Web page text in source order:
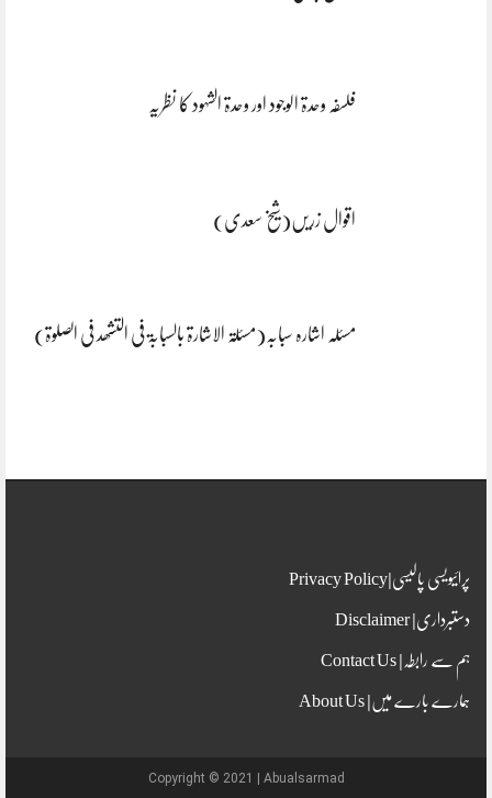
فلسفہ وحدۃ الوجود اور وحدۃ الشہود کا نظریہ
اقوال زریں(شیخ سعدی)
مسئلہ اشارہ سبابہ(مسئلۃ الاشارۃ بالسبابۃ فی التشھد فی الصلوۃ)
پرائیویسی پالیسی|Privacy Policy
دستبرداری| Disclaimer
ہم سے رابطہ| Contact Us
ہمارے بارے میں| About Us
Copyright © 2021 | Abualsarmad